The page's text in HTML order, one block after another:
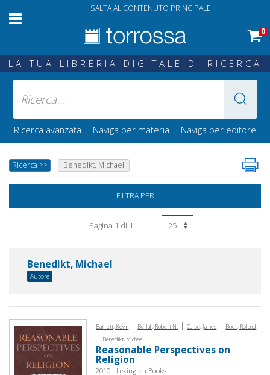
SALTA AL CONTENUTO PRINCIPALE
0
LA TUA LIBRERIA DIGITALE DI RICERCA
Ricerca avanzata | Naviga per materia | Naviga per editore
Ricerca >> Benedikt, Michael
FILTRA PER
Pagina 1 di 1
Benedikt, Michael
Autore
Barrett, Kevin | Bellah, Robert N. | Carse, James | Boer, Roland
| Benedikt, Michael
Reasonable Perspectives on
Religion
2010 - Lexington Books